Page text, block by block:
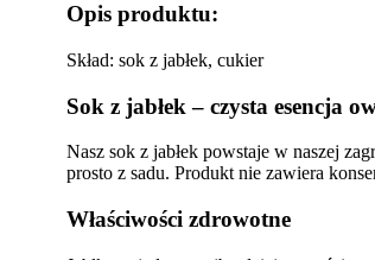
Opis produktu:
Skład: sok z jabłek, cukier
Sok z jabłek – czysta esencja
Nasz sok z jabłek powstaje w naszej
prosto z sadu. Produkt nie zawiera
Właściwości zdrowotne